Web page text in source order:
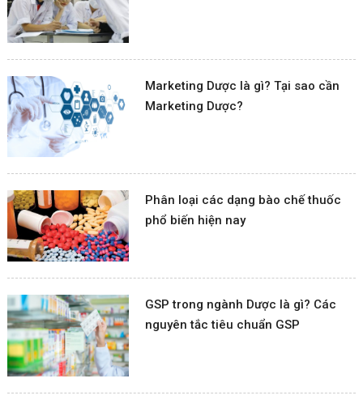
Marketing Dược là gì? Tại sao cần
Marketing Dược?
Phân loại các dạng bào chế thuốc
phổ biến hiện nay
GSP trong ngành Dược là gì? Các
nguyên tắc tiêu chuẩn GSP